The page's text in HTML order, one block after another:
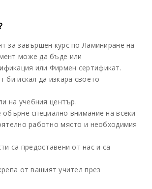
за завършен курс по Ламиниране на
може да бъде или
или Фирмен сертификат.
би искал да изкара своето
на учебния център.
специално внимание на всеки
работно място и необходимия
са предоставени от нас и са
от вашият учител през